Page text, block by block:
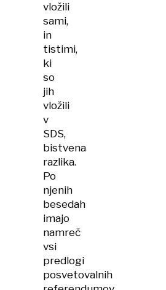
vložili
sami,
in
tistimi,
ki
so
jih
vložili
v
SDS,
bistvena
razlika.
Po
njenih
besedah
imajo
namreč
vsi
predlogi
posvetovalnih